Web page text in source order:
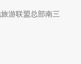
游联盟总部南三